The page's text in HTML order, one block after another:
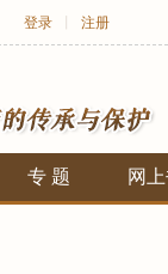
登录 注册
专 题 网